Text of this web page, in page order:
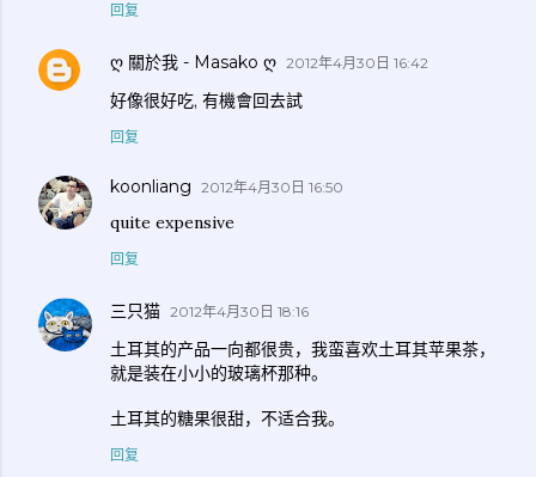
回复
ღ 關於我 - Masako ღ 2012年4月30日 16:42
好像很好吃, 有機會回去試
回复
koonliang 2012年4月30日 16:50
quite expensive
回复
三只猫 2012年4月30日 18:16
土耳其的产品一向都很贵，我蛮喜欢土耳其苹果茶，
就是装在小小的玻璃杯那种。
土耳其的糖果很甜，不适合我。
回复